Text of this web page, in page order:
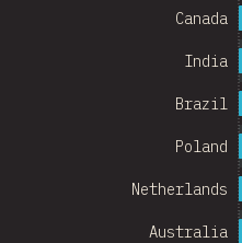
Australia
Netherlands
Poland
Brazil
India
Canada